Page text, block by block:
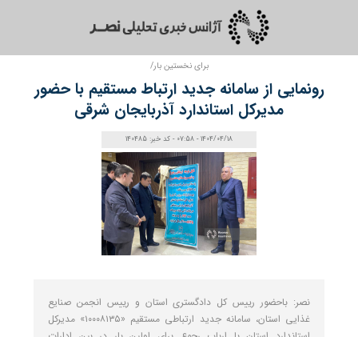
برای نخستین بار/
رونمایی از سامانه جدید ارتباط مستقیم با حضور
مدیرکل استاندارد آذربایجان شرقی
1404/04/18 - 07:58 - کد خبر: 140485
نصر: باحضور رییس کل دادگستری استان و رییس انجمن صنایع
غذایی استان، سامانه جدید ارتباطی مستقیم «۱۰۰۰۸۱۳۵» مدیرکل